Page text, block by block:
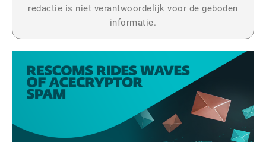
redactie is niet verantwoordelijk voor de geboden
informatie.